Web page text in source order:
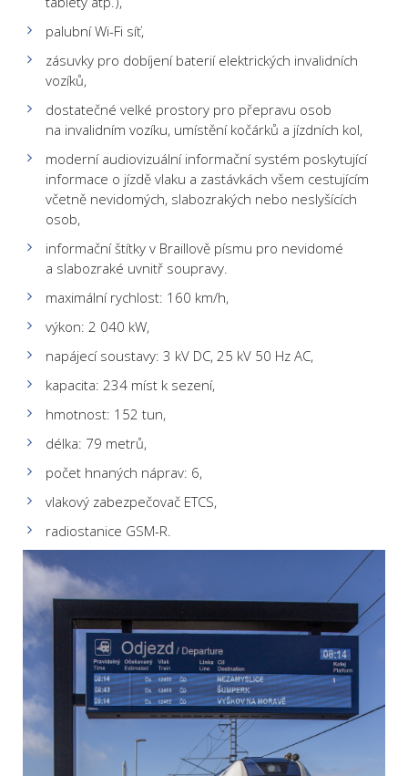
palubní Wi-Fi síť,
zásuvky pro dobíjení baterií elektrických invalidních
vozíků,
dostatečné velké prostory pro přepravu osob
na invalidním vozíku, umístění kočárků a jízdních kol,
moderní audiovizuální informační systém poskytující
informace o jízdě vlaku a zastávkách všem cestujícím
včetně nevidomých, slabozrakých nebo neslyšících
osob,
informační štítky v Braillově písmu pro nevidomé
a slabozraké uvnitř soupravy.
maximální rychlost: 160 km/h,
výkon: 2 040 kW,
napájecí soustavy: 3 kV DC, 25 kV 50 Hz AC,
kapacita: 234 míst k sezení,
hmotnost: 152 tun,
délka: 79 metrů,
počet hnaných náprav: 6,
vlakový zabezpečovač ETCS,
radiostanice GSM-R.